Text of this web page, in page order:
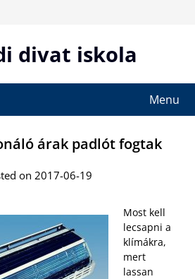
divat iskola
Menu
árak padlót fogtak
on 2017-06-19
Most kell
lecsapni a
klímákra,
mert
lassan